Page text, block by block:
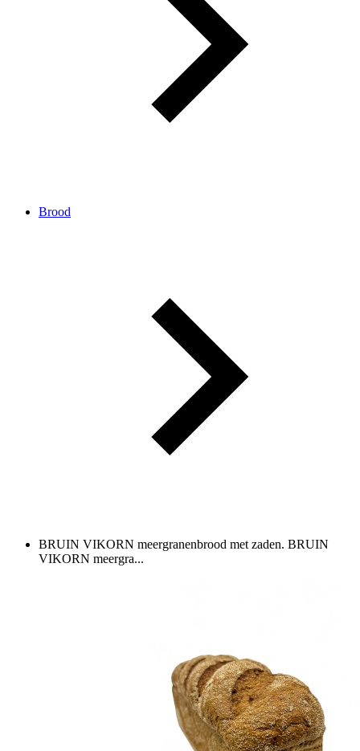
Brood
BRUIN VIKORN meergranenbrood met zaden. BRUIN
VIKORN meergra...